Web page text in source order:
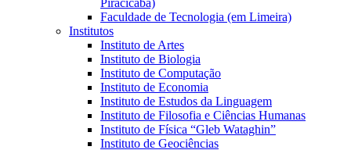
Faculdade de Tecnologia (em Limeira)
Institutos
Instituto de Artes
Instituto de Biologia
Instituto de Computação
Instituto de Economia
Instituto de Estudos da Linguagem
Instituto de Filosofia e Ciências Humanas
Instituto de Física “Gleb Wataghin”
Instituto de Geociências